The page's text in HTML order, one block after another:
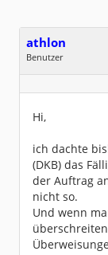
athlon
Benutzer
Geschlecht:
Dabei seit:
03 /
Hi,
ich dachte
(DKB) das
der Auftrag
nicht so.
Und wenn